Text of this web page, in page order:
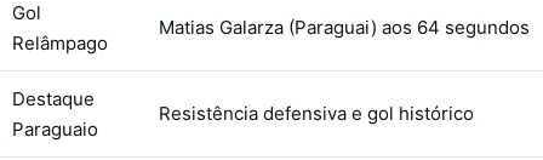
Gol
Relâmpago
Matias Galarza (Paraguai) aos 64 segundos
Destaque
Paraguaio
Resistência defensiva e gol histórico